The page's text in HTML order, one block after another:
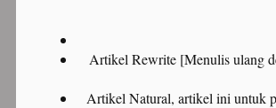
Artikel Rewrite [Menulis ulang
Artikel Natural, artikel ini untuk